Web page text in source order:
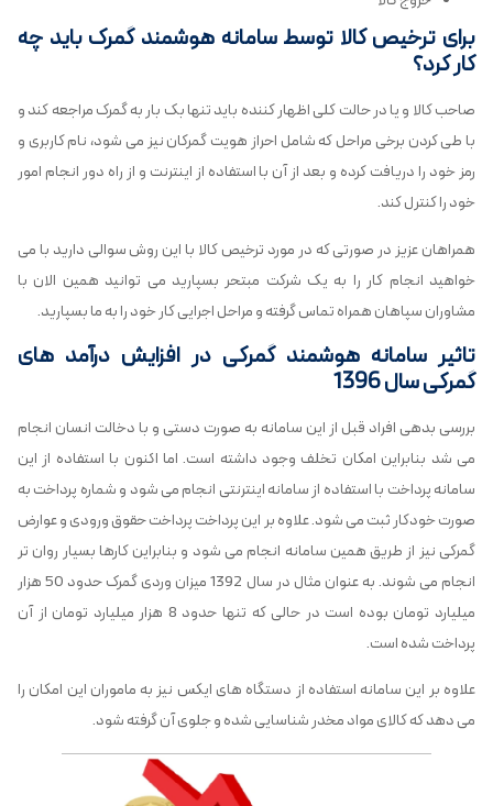
برای ترخیص کالا توسط سامانه هوشمند گمرک باید چه
کار کرد؟
صاحب کالا و یا در حالت کلی اظهار کننده باید تنها بک بار به گمرک مراجعه کند و
با طی کردن برخی مراحل که شامل احراز هویت گمرکان نیز می شود، نام کاربری و
رمز خود را دریافت کرده و بعد از آن با استفاده از اینترنت و از راه دور انجام امور
خود را کنترل کند.
همراهان عزیز در صورتی که در مورد ترخیص کالا با این روش سوالی دارید با می
خواهید انجام کار را به یک شرکت مبتحر بسپارید می توانید همین الان با
مشاوران سپاهان همراه تماس گرفته و مراحل اجرایی کار خود را به ما بسپارید.
تاثیر سامانه هوشمند گمرکی در افزایش درآمد های
گمرکی سال 1396
بررسی بدهی افراد قبل از این سامانه به صورت دستی و با دخالت انسان انجام
می شد بنابراین امکان تخلف وجود داشته است. اما اکنون با استفاده از این
سامانه پرداخت با استفاده از سامانه اینترنتی انجام می شود و شماره پرداخت به
صورت خودکار ثبت می شود. علاوه بر این پرداخت پرداخت حقوق ورودی و عوارض
گمرکی نیز از طریق همین سامانه انجام می شود و بنابراین کارها بسیار روان تر
انجام می شوند. به عنوان مثال در سال 1392 میزان وردی گمرک حدود 50 هزار
میلیارد تومان بوده است در حالی که تنها حدود 8 هزار میلیارد تومان از آن
پرداخت شده است.
علاوه بر این سامانه استفاده از دستگاه های ایکس نیز به ماموران این امکان را
می دهد که کالای مواد مخدر شناسایی شده و جلوی آن گرفته شود.